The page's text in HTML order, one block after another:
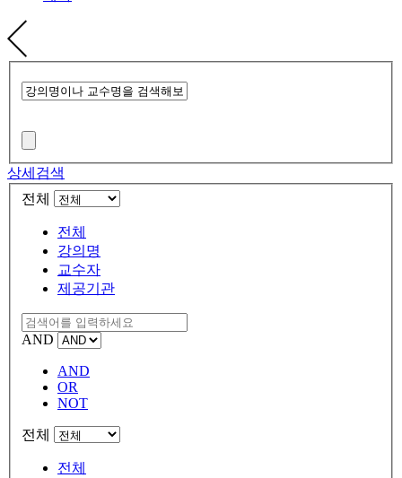
상세검색
전체
전체
강의명
교수자
제공기관
AND
AND
OR
NOT
전체
전체